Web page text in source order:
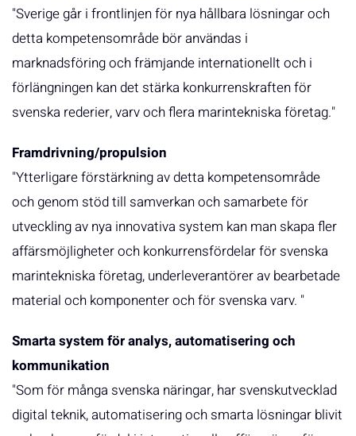
"Sverige går i frontlinjen för nya hållbara lösningar och
detta kompetensområde bör användas i
marknadsföring och främjande internationellt och i
förlängningen kan det stärka konkurrenskraften för
svenska rederier, varv och flera marintekniska företag."
Framdrivning/propulsion
"Ytterligare förstärkning av detta kompetensområde
och genom stöd till samverkan och samarbete för
utveckling av nya innovativa system kan man skapa fler
affärsmöjligheter och konkurrensfördelar för svenska
marintekniska företag, underleverantörer av bearbetade
material och komponenter och för svenska varv. "
Smarta system för analys, automatisering och
kommunikation
"Som för många svenska näringar, har svenskutvecklad
digital teknik, automatisering och smarta lösningar blivit